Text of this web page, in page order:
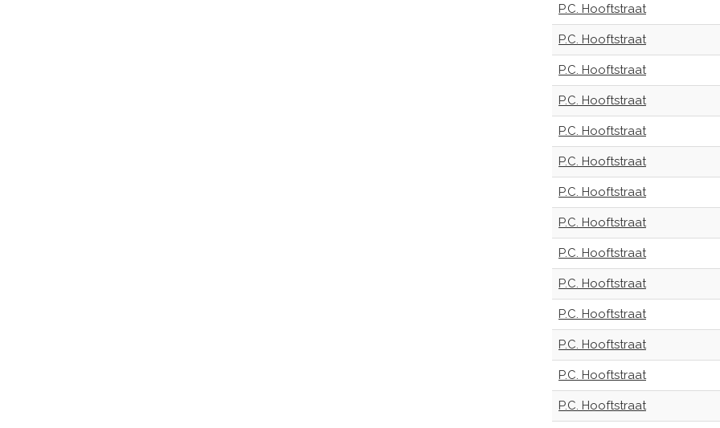
P.C. Hooftstraat
P.C. Hooftstraat
P.C. Hooftstraat
P.C. Hooftstraat
P.C. Hooftstraat
P.C. Hooftstraat
P.C. Hooftstraat
P.C. Hooftstraat
P.C. Hooftstraat
P.C. Hooftstraat
P.C. Hooftstraat
P.C. Hooftstraat
P.C. Hooftstraat
P.C. Hooftstraat